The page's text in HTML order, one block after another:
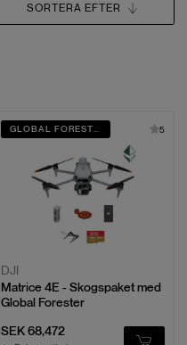
SORTERA EFTER
5
GLOBAL FORESTER
DJI
Matrice 4E - Skogspaket med
Global Forester
SEK 68,472